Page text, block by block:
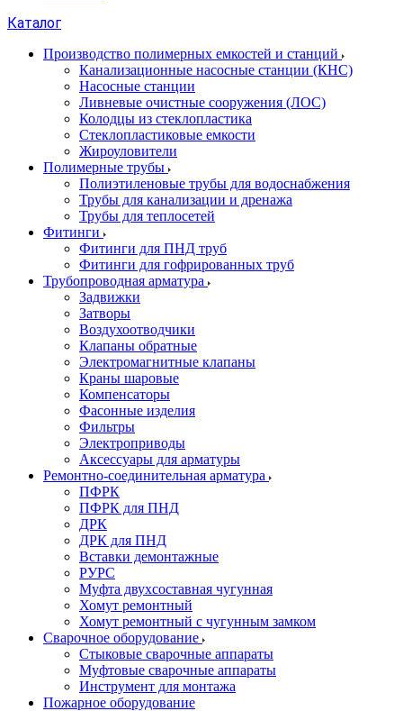
Каталог
Производство полимерных емкостей и станций
Канализационные насосные станции (КНС)
Насосные станции
Ливневые очистные сооружения (ЛОС)
Колодцы из стеклопластика
Стеклопластиковые емкости
Жироуловители
Полимерные трубы
Полиэтиленовые трубы для водоснабжения
Трубы для канализации и дренажа
Трубы для теплосетей
Фитинги
Фитинги для ПНД труб
Фитинги для гофрированных труб
Трубопроводная арматура
Задвижки
Затворы
Воздухоотводчики
Клапаны обратные
Электромагнитные клапаны
Краны шаровые
Компенсаторы
Фасонные изделия
Фильтры
Электроприводы
Аксессуары для арматуры
Ремонтно-соединительная арматура
ПФРК
ПФРК для ПНД
ДРК
ДРК для ПНД
Вставки демонтажные
РУРС
Муфта двухсоставная чугунная
Хомут ремонтный
Хомут ремонтный с чугунным замком
Сварочное оборудование
Стыковые сварочные аппараты
Муфтовые сварочные аппараты
Инструмент для монтажа
Пожарное оборудование